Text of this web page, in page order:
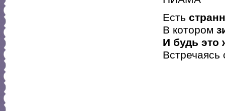
Есть
В котором
И будь это